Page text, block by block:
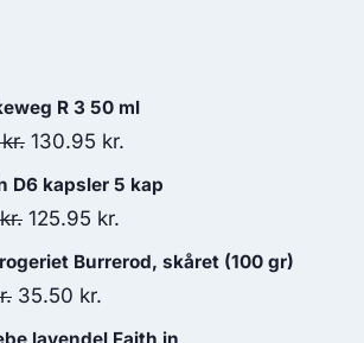
R 3 50 ml
kr. Den
oprindelige
pris
138.00 kr..
130.95 kr.
aktuelle
D6 kapsler 5 kap
kr. Den
oprindelige
pris
125.95 kr.
aktuelle
Burrerod, skåret (100 gr)
Den
oprindelige
35.50 kr.
aktuelle